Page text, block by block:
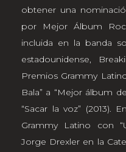
obtener una
por Mejor Álbum
incluida en la banda
estadounidense,
Premios Grammy
Bala” a “Mejor álbum
“Sacar la voz” (2013).
Grammy Latino con
Jorge Drexler en la